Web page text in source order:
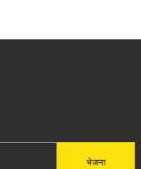
भेजना